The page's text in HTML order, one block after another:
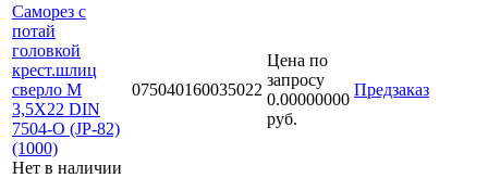
Саморез с
потай
головкой
крест.шлиц
сверло М
3,5Х22 DIN
7504-O (JP-82)
(1000)
Нет в наличии
075040160035022
Цена по
запросу
0.00000000
руб.
Предзаказ